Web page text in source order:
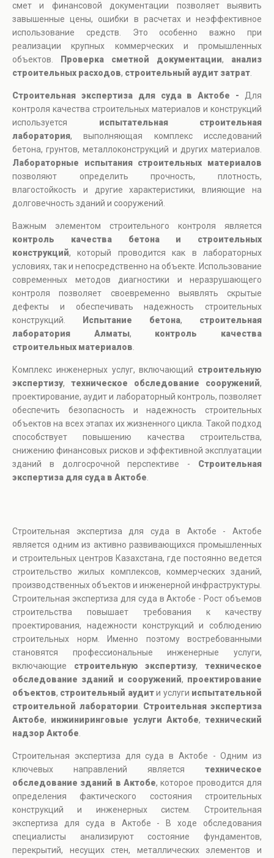
смет и финансовой документации позволяет выявить
завышенные цены, ошибки в расчетах и неэффективное
использование средств. Это особенно важно при
реализации крупных коммерческих и промышленных
объектов.
Проверка сметной документации, анализ
строительных расходов, строительный аудит затрат
Строительная экспертиза для суда в Актобе - Для
контроля качества строительных материалов и конструкций
используется испытательная строительная
лаборатория, выполняющая комплекс исследований
бетона, грунтов, металлоконструкций и других материалов.
Лабораторные испытания строительных материалов
позволяют определить прочность, плотность,
влагостойкость и другие характеристики, влияющие на
долговечность зданий и сооружений.
Важным элементом строительного контроля является
контроль качества бетона и строительных
конструкций, который проводится как в лабораторных
условиях, так и непосредственно на объекте. Использование
современных методов диагностики и неразрушающего
контроля позволяет своевременно выявлять скрытые
дефекты и обеспечивать надежность строительных
конструкций.
Испытание бетона, строительная
лаборатория Алматы, контроль качества
строительных материалов
Комплекс инженерных услуг, включающий строительную
экспертизу, техническое обследование сооружений,
проектирование, аудит и лабораторный контроль, позволяет
обеспечить безопасность и надежность строительных
объектов на всех этапах их жизненного цикла. Такой подход
способствует повышению качества строительства,
снижению финансовых рисков и эффективной эксплуатации
зданий в долгосрочной перспективе - Строительная
экспертиза для суда в Актобе
Строительная экспертиза для суда в Актобе - Актобе
является одним из активно развивающихся промышленных
и строительных центров Казахстана, где постоянно ведется
строительство жилых комплексов, коммерческих зданий,
производственных объектов и инженерной инфраструктуры.
Строительная экспертиза для суда в Актобе - Рост объемов
строительства повышает требования к качеству
проектирования, надежности конструкций и соблюдению
строительных норм. Именно поэтому востребованными
становятся профессиональные инженерные услуги,
включающие строительную экспертизу,техническое
обследование зданий и сооружений, проектирование
объектов, строительный аудити услуги испытательной
строительной лаборатории
Строительная экспертиза
Актобе, инжиниринговые услуги Актобе, технический
надзор Актобе
Строительная экспертиза для суда в Актобе - Одним из
ключевых направлений является техническое
обследование зданий в Актобе, которое проводится для
определения фактического состояния строительных
конструкций и инженерных систем. Строительная
экспертиза для суда в Актобе - В ходе обследования
специалисты анализируют состояние фундаментов,
перекрытий, несущих стен, металлических элементов и